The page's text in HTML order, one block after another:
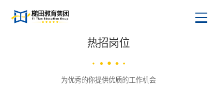
热招岗位
为优秀的你提供优质的工作机会